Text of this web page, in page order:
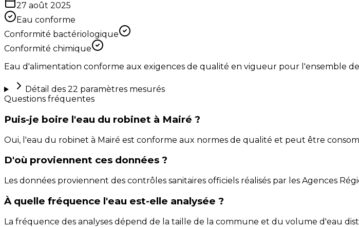
27 août 2025
Eau conforme
Conformité bactériologique
Conformité chimique
Eau d'alimentation conforme aux exigences de qualité en vigueur pour l'ensemble
Détail des 22 paramètres mesurés
Questions fréquentes
Puis-je boire l'eau du robinet à Mairé ?
Oui, l'eau du robinet à Mairé est conforme aux normes de qualité et peut être
D'où proviennent ces données ?
Les données proviennent des contrôles sanitaires officiels réalisés par les Agences
À quelle fréquence l'eau est-elle analysée ?
La fréquence des analyses dépend de la taille de la commune et du volume d'eau